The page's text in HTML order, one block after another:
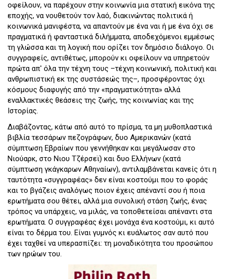
οφείλουν, να παρέχουν στην κοινωνία μια στατική εικόνα της
εποχής, να νουθετούν τον λαό, διακινώντας πολιτικά ή
κοινωνικά μανιφέστα, να απαντούν με ένα ναι ή με ένα όχι σε
πραγματικά ή φανταστικά διλήμματα, αποδεχόμενοι εμμέσως
τη γλώσσα και τη λογική που ορίζει τον δημόσιο διάλογο. Οι
συγγραφείς, αντιθέτως, μπορούν κι οφείλουν να υπηρετούν
πρώτα απ' όλα την τέχνη τους –τέχνη κοινωνική, πολιτική και
ανθρωπιστική εκ της συστάσεώς της–, προσφέροντας όχι
κόσμους διαφυγής από την «πραγματικότητα» αλλά
εναλλακτικές θεάσεις της ζωής, της κοινωνίας και της
Ιστορίας.
Διαβάζοντας, κάτω από αυτό το πρίσμα, τα μη μυθοπλαστικά
βιβλία τεσσάρων πεζογράφων, δυο Αμερικανών (κατά
σύμπτωση Εβραίων που γεννήθηκαν και μεγάλωσαν στο
Νιούαρκ, στο Νιου Τζέρσεϊ) και δυο Ελλήνων (κατά
σύμπτωση γκάγκαρων Αθηναίων), αντιλαμβάνεται κανείς ότι η
ταυτότητα «συγγραφέας» δεν είναι κοστούμι που το φοράς
και το βγάζεις αναλόγως ποιον έχεις απέναντί σου ή ποια
ερωτήματα σου θέτει, αλλά μια συνολική στάση ζωής, ένας
τρόπος να υπάρχεις, να μιλάς, να τοποθετείσαι απέναντι στα
ερωτήματα. Ο συγγραφέας έχει μονάχα ένα κοστούμι, κι αυτό
είναι το δέρμα του. Είναι γυμνός κι ευάλωτος σαν αυτό που
έχει ταχθεί να υπερασπίζει: τη μοναδικότητα του προσώπου
των ηρώων του.